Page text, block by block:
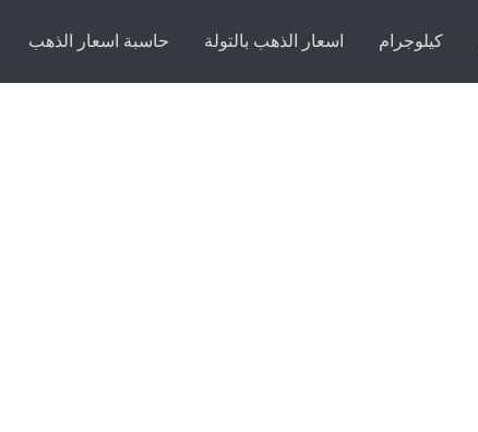
كيلوجرام اسعار الذهب بالتولة حاسبة اسعار الذهب